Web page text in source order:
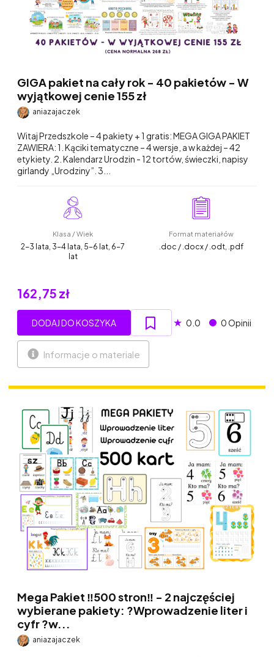
GIGA pakiet na cały rok - 40 pakietów - W
wyjątkowej cenie 155 zł
aniazajaczek
Witaj Przedszkole – 4 pakiety + 1 gratis: MEGA GIGA PAKIET
ZAWIERA: 1. Kąciki tematyczne – 4 wersje, a w każdej – 42
etykiety. 2. Kalendarz Urodzin - 12 tortów, świeczki, napisy
girlandy „Urodziny”. 3...
Klasa / Wiek
2-3 lata, 3-4 lata, 5-6 lat, 6-7
lat
Format materiałów
.doc / .docx / .odt, .pdf
162,75 zł
DODAJ DO KOSZYKA ★ 0.0 0 Opinii
Informacje o materiale
Mega Pakiet ‼️500 stron‼️ - 2 najczęściej
wybierane pakiety: ?Wprowadzenie liter i
cyfr ?w...
aniazajaczek